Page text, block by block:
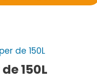
150L